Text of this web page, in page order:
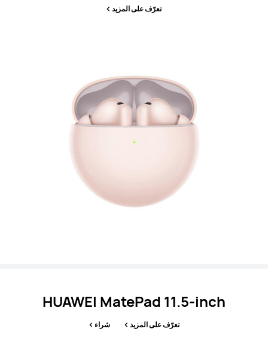
تعرّف على المزيد
HUAWEI MatePad 11.5-inch
تعرّف على المزيد شراء